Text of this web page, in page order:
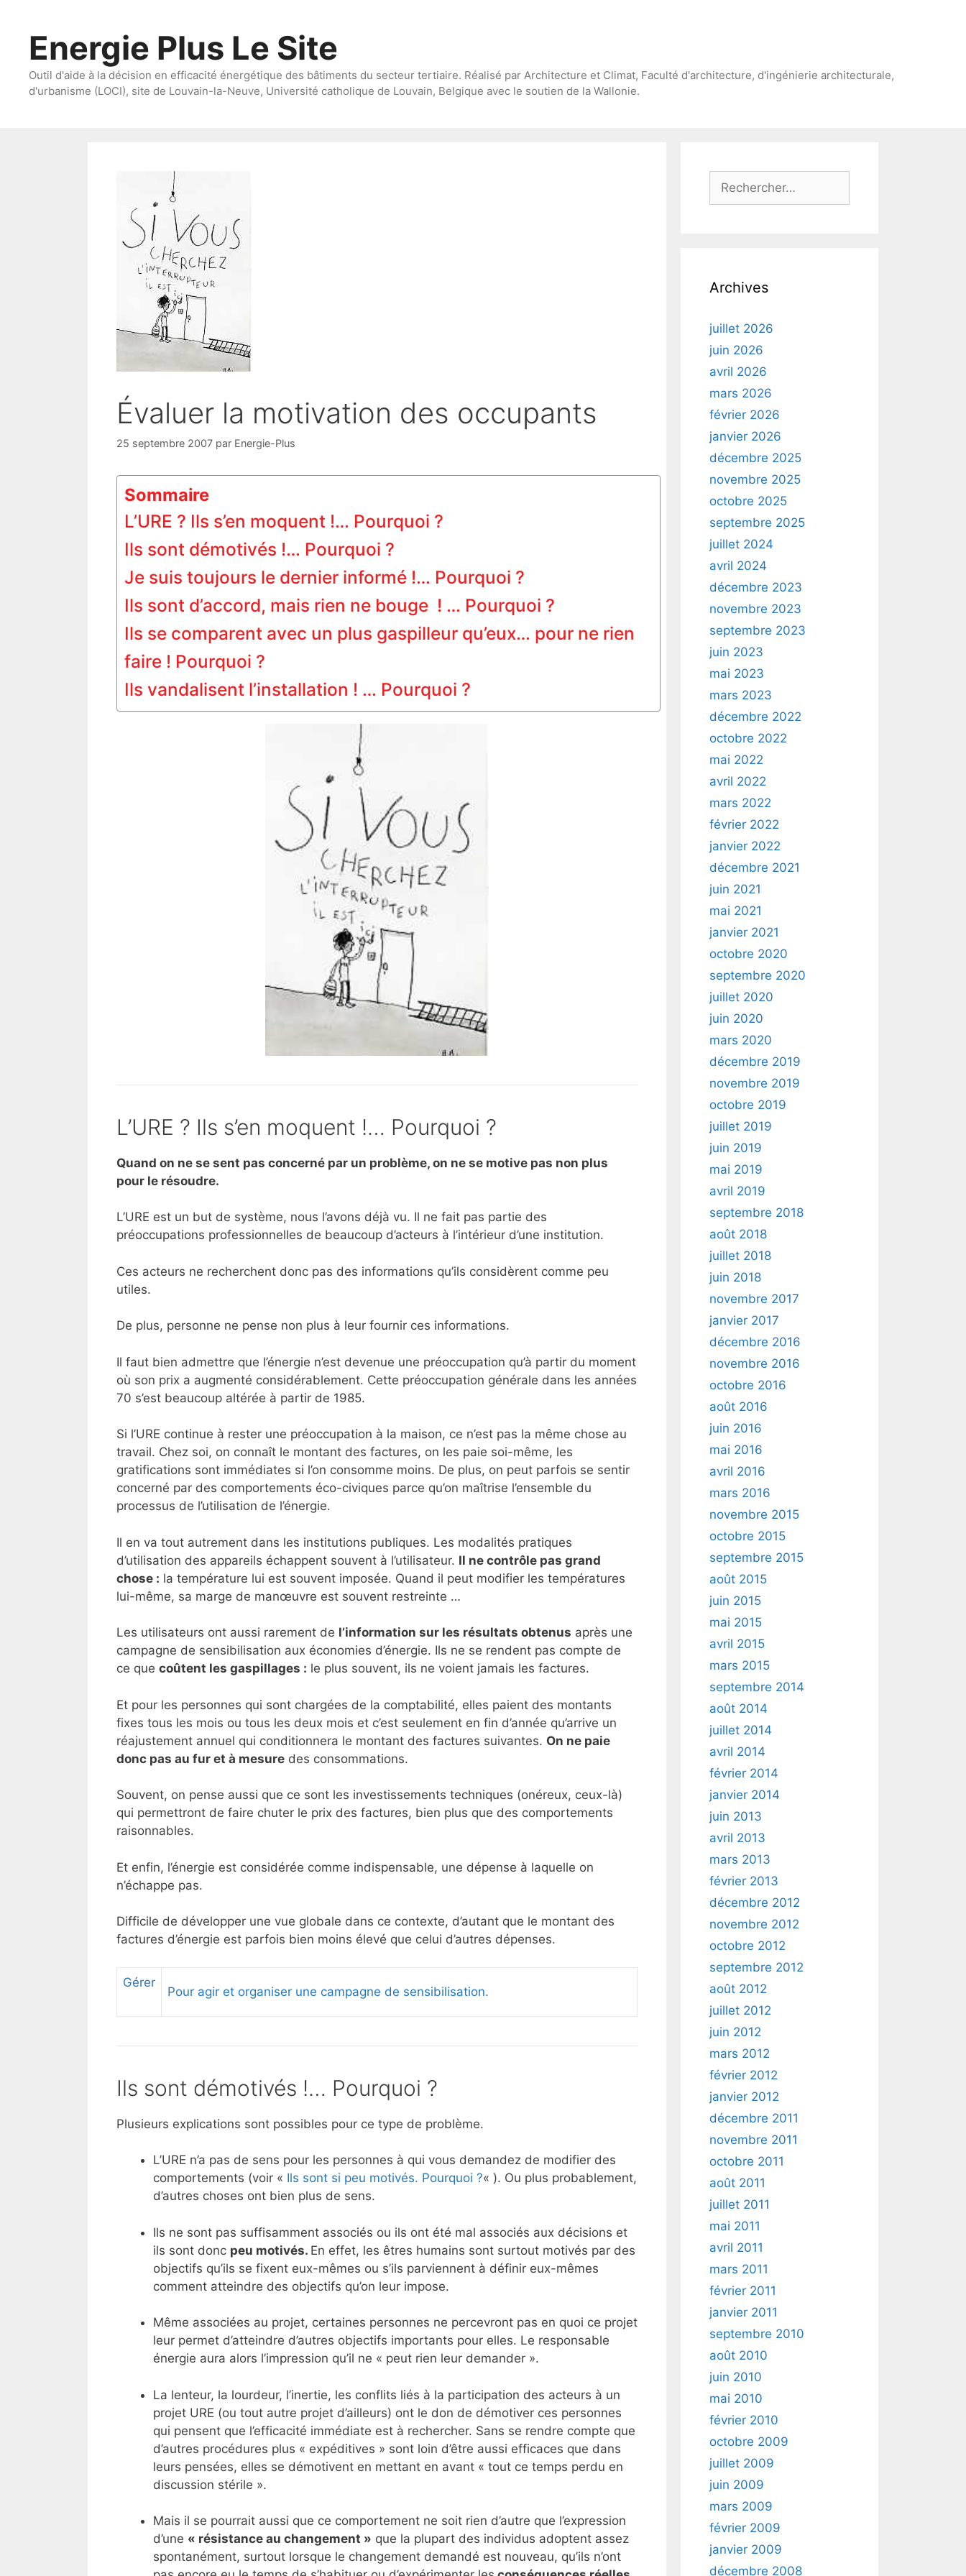
contenuEnergie Plus Le Site
Outil d'aide à la décision en efficacité énergétique des bâtiments du secteur tertiaire. Réalisé par Architecture et Climat, Faculté d'architecture, d'ingénierie architecturale,
d'urbanisme (LOCI), site de Louvain-la-Neuve, Université catholique de Louvain, Belgique avec le soutien de la Wallonie.
Évaluer la motivation des occupants
25 septembre 2007 par Energie-Plus
Sommaire
L’URE ? Ils s’en moquent !… Pourquoi ?
Ils sont démotivés !… Pourquoi ?
Je suis toujours le dernier informé !… Pourquoi ?
Ils sont d’accord, mais rien ne bouge ! … Pourquoi ?
Ils se comparent avec un plus gaspilleur qu’eux… pour ne rien
faire ! Pourquoi ?
Ils vandalisent l’installation ! … Pourquoi ?
L’URE ? Ils s’en moquent !… Pourquoi ?
Quand on ne se sent pas concerné par un problème, on ne se motive pas non plus
pour le résoudre.
L’URE est un but de système, nous l’avons déjà vu. Il ne fait pas partie des
préoccupations professionnelles de beaucoup d’acteurs à l’intérieur d’une institution.
Ces acteurs ne recherchent donc pas des informations qu’ils considèrent comme peu
utiles.
De plus, personne ne pense non plus à leur fournir ces informations.
Il faut bien admettre que l’énergie n’est devenue une préoccupation qu’à partir du moment
où son prix a augmenté considérablement. Cette préoccupation générale dans les années
70 s’est beaucoup altérée à partir de 1985.
Si l’URE continue à rester une préoccupation à la maison, ce n’est pas la même chose au
travail. Chez soi, on connaît le montant des factures, on les paie soi-même, les
gratifications sont immédiates si l’on consomme moins. De plus, on peut parfois se sentir
concerné par des comportements éco-civiques parce qu’on maîtrise l’ensemble du
processus de l’utilisation de l’énergie.
Il en va tout autrement dans les institutions publiques. Les modalités pratiques
d’utilisation des appareils échappent souvent à l’utilisateur. Il ne contrôle pas grand
chose : la température lui est souvent imposée. Quand il peut modifier les températures
lui-même, sa marge de manœuvre est souvent restreinte …
Les utilisateurs ont aussi rarement de l’information sur les résultats obtenus après une
campagne de sensibilisation aux économies d’énergie. Ils ne se rendent pas compte de
ce que coûtent les gaspillages : le plus souvent, ils ne voient jamais les factures.
Et pour les personnes qui sont chargées de la comptabilité, elles paient des montants
fixes tous les mois ou tous les deux mois et c’est seulement en fin d’année qu’arrive un
réajustement annuel qui conditionnera le montant des factures suivantes. On ne paie
donc pas au fur et à mesure des consommations.
Souvent, on pense aussi que ce sont les investissements techniques (onéreux, ceux-là)
qui permettront de faire chuter le prix des factures, bien plus que des comportements
raisonnables.
Et enfin, l’énergie est considérée comme indispensable, une dépense à laquelle on
n’échappe pas.
Difficile de développer une vue globale dans ce contexte, d’autant que le montant des
factures d’énergie est parfois bien moins élevé que celui d’autres dépenses.
Gérer
Pour agir et organiser une campagne de sensibilisation.
Ils sont démotivés !… Pourquoi ?
Plusieurs explications sont possibles pour ce type de problème.
L’URE n’a pas de sens pour les personnes à qui vous demandez de modifier des
comportements (voir « Ils sont si peu motivés. Pourquoi ?« ). Ou plus probablement,
d’autres choses ont bien plus de sens.
Ils ne sont pas suffisamment associés ou ils ont été mal associés aux décisions et
ils sont donc peu motivés. En effet, les êtres humains sont surtout motivés par des
objectifs qu’ils se fixent eux-mêmes ou s’ils parviennent à définir eux-mêmes
comment atteindre des objectifs qu’on leur impose.
Même associées au projet, certaines personnes ne percevront pas en quoi ce projet
leur permet d’atteindre d’autres objectifs importants pour elles. Le responsable
énergie aura alors l’impression qu’il ne « peut rien leur demander ».
La lenteur, la lourdeur, l’inertie, les conflits liés à la participation des acteurs à un
projet URE (ou tout autre projet d’ailleurs) ont le don de démotiver ces personnes
qui pensent que l’efficacité immédiate est à rechercher. Sans se rendre compte que
d’autres procédures plus « expéditives » sont loin d’être aussi efficaces que dans
leurs pensées, elles se démotivent en mettant en avant « tout ce temps perdu en
discussion stérile ».
Mais il se pourrait aussi que ce comportement ne soit rien d’autre que l’expression
d’une « résistance au changement » que la plupart des individus adoptent assez
spontanément, surtout lorsque le changement demandé est nouveau, qu’ils n’ont
Rechercher :
Archives
juillet 2026
juin 2026
avril 2026
mars 2026
février 2026
janvier 2026
décembre 2025
novembre 2025
octobre 2025
septembre 2025
juillet 2024
avril 2024
décembre 2023
novembre 2023
septembre 2023
juin 2023
mai 2023
mars 2023
décembre 2022
octobre 2022
mai 2022
avril 2022
mars 2022
février 2022
janvier 2022
décembre 2021
juin 2021
mai 2021
janvier 2021
octobre 2020
septembre 2020
juillet 2020
juin 2020
mars 2020
décembre 2019
novembre 2019
octobre 2019
juillet 2019
juin 2019
mai 2019
avril 2019
septembre 2018
août 2018
juillet 2018
juin 2018
novembre 2017
janvier 2017
décembre 2016
novembre 2016
octobre 2016
août 2016
juin 2016
mai 2016
avril 2016
mars 2016
novembre 2015
octobre 2015
septembre 2015
août 2015
juin 2015
mai 2015
avril 2015
mars 2015
septembre 2014
août 2014
juillet 2014
avril 2014
février 2014
janvier 2014
juin 2013
avril 2013
mars 2013
février 2013
décembre 2012
novembre 2012
octobre 2012
septembre 2012
août 2012
juillet 2012
juin 2012
mars 2012
février 2012
janvier 2012
décembre 2011
novembre 2011
octobre 2011
août 2011
juillet 2011
mai 2011
avril 2011
mars 2011
février 2011
janvier 2011
septembre 2010
août 2010
juin 2010
mai 2010
février 2010
octobre 2009
juillet 2009
juin 2009
mars 2009
février 2009
janvier 2009
décembre 2008